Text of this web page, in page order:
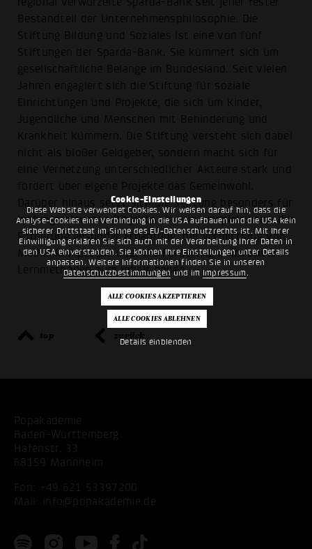
Cookie-Einstellungen
Diese Website verwendet Cookies. Wir weisen darauf hin, dass die
Analyse-Cookies eine Verbindung in die USA aufbauen und die USA kein
sicherer Drittstaat im Sinne des EU-Datenschutzrechts ist. Mit Ihrer
Einwilligung erklären Sie sich auch mit der Verarbeitung Ihrer Daten in
den USA einverstanden. Sie können Ihre Einstellungen unter Details
anpassen. Weitere Informationen finden Sie in unseren
Datenschutzbestimmungen und im Impressum .
Details einblenden
Bestandteil der Unternehmensphilosophie. Die
Stiftung Bildung und Soziales ist eine von fünf
Stiftungen der Sparda-Bank. Sie kümmert sich um
gesellschaftliche Belange im Bundesland. Seit vielen
Jahren engagiert sich die Stiftung für soziale
Einrichtungen und Projekte, die sich um Kinder,
Jugendliche und Menschen mit Behinderung und
Krankheit kümmern. Die Stiftung versteht sich dabei
nicht als bloßer Geldgeber, sondern macht sich für
eine Vernetzung unterschiedlicher Akteure stark und
fördert über eigene Projekte das Gemeinwohl.
Darüber hinaus setzt sich die Stiftung besonders für
bildungsrelevante Projekte ein, die beispielsweise die
Förderung gesunder Ernährung, die Vermittlung von
Medienkompetenz oder die Förderung innovativer
Lernmethoden zum Inhalt haben.
top zurück
Popakademie
Baden-Württemberg
Hafenstr. 33
68159 Mannheim
Fon:
+49 621 53397200
Mail:
info@popakademie.de